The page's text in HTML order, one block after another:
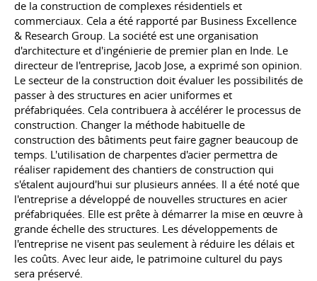
de la construction de complexes résidentiels et
commerciaux. Cela a été rapporté par Business Excellence
& Research Group. La société est une organisation
d'architecture et d'ingénierie de premier plan en Inde. Le
directeur de l'entreprise, Jacob Jose, a exprimé son opinion.
Le secteur de la construction doit évaluer les possibilités de
passer à des structures en acier uniformes et
préfabriquées. Cela contribuera à accélérer le processus de
construction. Changer la méthode habituelle de
construction des bâtiments peut faire gagner beaucoup de
temps. L'utilisation de charpentes d'acier permettra de
réaliser rapidement des chantiers de construction qui
s'étalent aujourd'hui sur plusieurs années. Il a été noté que
l'entreprise a développé de nouvelles structures en acier
préfabriquées. Elle est prête à démarrer la mise en œuvre à
grande échelle des structures. Les développements de
l'entreprise ne visent pas seulement à réduire les délais et
les coûts. Avec leur aide, le patrimoine culturel du pays
sera préservé.